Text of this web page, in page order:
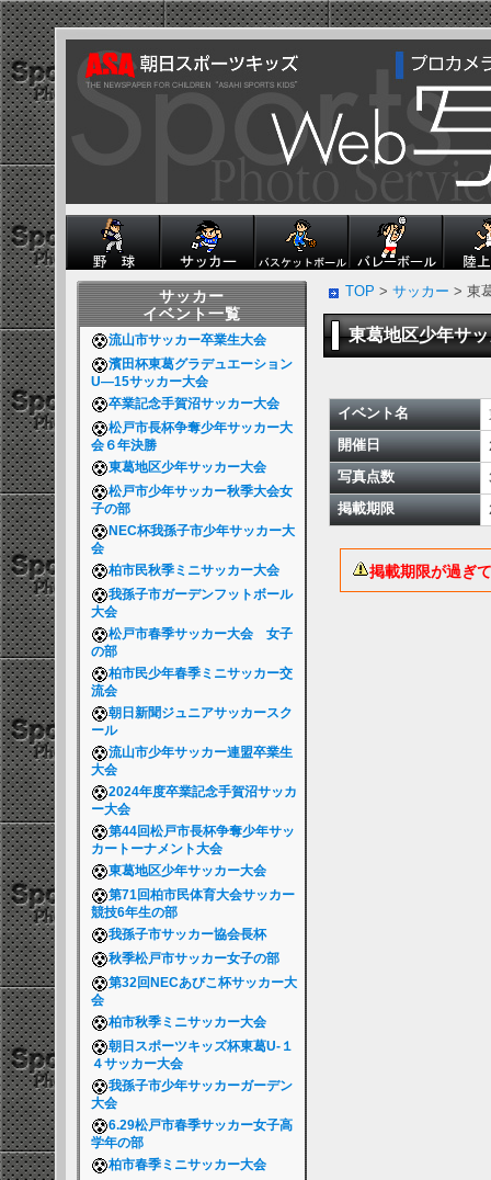
サッカー
イベント一覧
流山市サッカー卒業生大会
濱田杯東葛グラデュエーション
U―15サッカー大会
卒業記念手賀沼サッカー大会
松戸市長杯争奪少年サッカー大
会６年決勝
東葛地区少年サッカー大会
松戸市少年サッカー秋季大会女
子の部
NEC杯我孫子市少年サッカー大
会
柏市民秋季ミニサッカー大会
我孫子市ガーデンフットボール
大会
松戸市春季サッカー大会 女子
の部
柏市民少年春季ミニサッカー交
流会
朝日新聞ジュニアサッカースク
ール
流山市少年サッカー連盟卒業生
大会
2024年度卒業記念手賀沼サッカ
ー大会
第44回松戸市長杯争奪少年サッ
カートーナメント大会
東葛地区少年サッカー大会
第71回柏市民体育大会サッカー
競技6年生の部
我孫子市サッカー協会長杯
秋季松戸市サッカー女子の部
第32回NECあびこ杯サッカー大
会
柏市秋季ミニサッカー大会
朝日スポーツキッズ杯東葛U-１
４サッカー大会
我孫子市少年サッカーガーデン
大会
6.29松戸市春季サッカー女子高
学年の部
柏市春季ミニサッカー大会
TOP > サッカー > 東
東葛地区少年サ
イベント名
開催日
写真点数
掲載期限
掲載期限が過ぎ